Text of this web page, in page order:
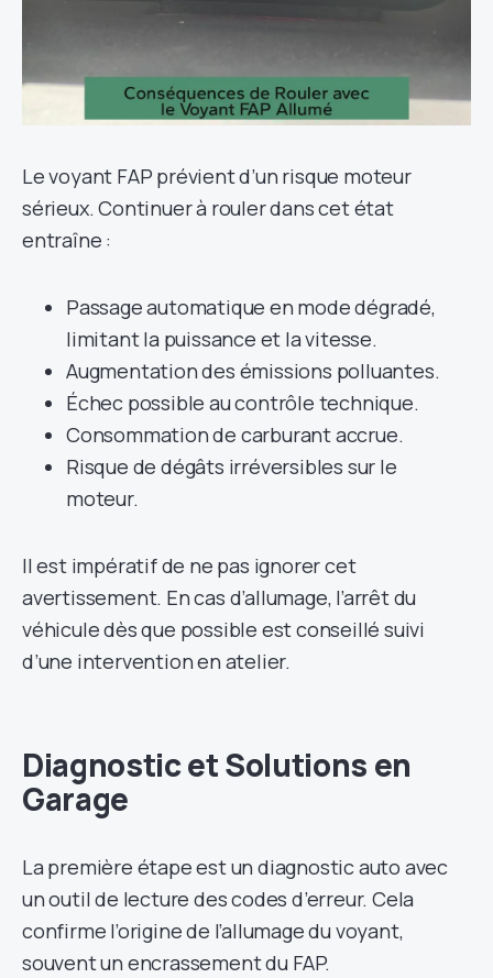
Le voyant FAP prévient d’un risque moteur
sérieux. Continuer à rouler dans cet état
entraîne :
Passage automatique en mode dégradé,
limitant la puissance et la vitesse.
Augmentation des émissions polluantes.
Échec possible au contrôle technique.
Consommation de carburant accrue.
Risque de dégâts irréversibles sur le
moteur.
Il est impératif de ne pas ignorer cet
avertissement. En cas d’allumage, l’arrêt du
véhicule dès que possible est conseillé suivi
d’une intervention en atelier.
Diagnostic et Solutions en
Garage
La première étape est un diagnostic auto avec
un outil de lecture des codes d’erreur. Cela
confirme l’origine de l’allumage du voyant,
souvent un encrassement du FAP.